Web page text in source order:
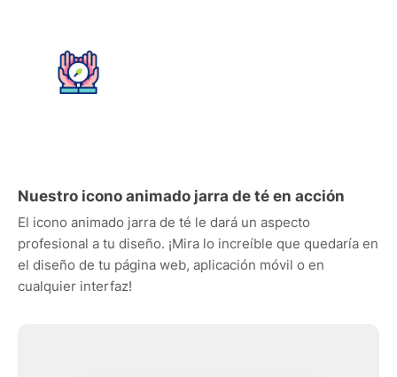
Nuestro icono animado jarra de té en acción
El icono animado jarra de té le dará un aspecto
profesional a tu diseño. ¡Mira lo increíble que quedaría en
el diseño de tu página web, aplicación móvil o en
cualquier interfaz!